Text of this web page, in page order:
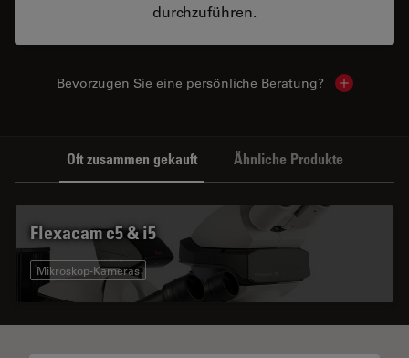
durchzuführen.
Bevorzugen Sie eine persönliche Beratung? Show
Oft zusammen gekauft Ähnliche Produkte
Flexacam c5 & i5
Mikroskop-Kameras